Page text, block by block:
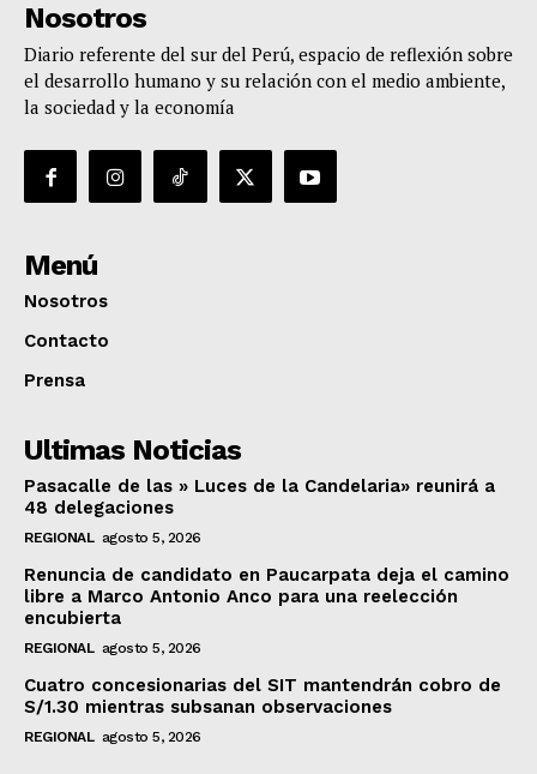
Nosotros
Diario referente del sur del Perú, espacio de reflexión sobre
el desarrollo humano y su relación con el medio ambiente,
la sociedad y la economía
Menú
Nosotros
Contacto
Prensa
Ultimas Noticias
Pasacalle de las » Luces de la Candelaria» reunirá a
48 delegaciones
REGIONAL agosto 5, 2026
Renuncia de candidato en Paucarpata deja el camino
libre a Marco Antonio Anco para una reelección
encubierta
REGIONAL agosto 5, 2026
Cuatro concesionarias del SIT mantendrán cobro de
S/1.30 mientras subsanan observaciones
REGIONAL agosto 5, 2026